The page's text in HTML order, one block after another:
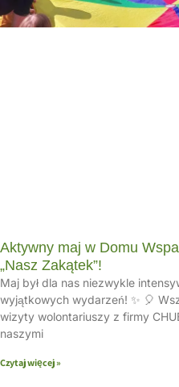
Aktywny maj w Domu
„Nasz Zakątek”!
Maj był dla nas niezwykle
wyjątkowych wydarzeń! ✨ 🎈
wizyty wolontariuszy z firmy
naszymi
Czytaj więcej »